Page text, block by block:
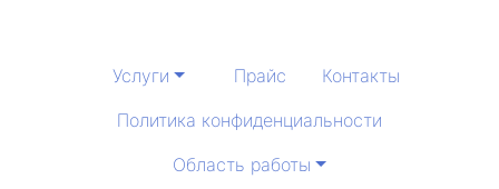
Услуги Прайс
Контакты
Политика конфиденциальности
Область работы